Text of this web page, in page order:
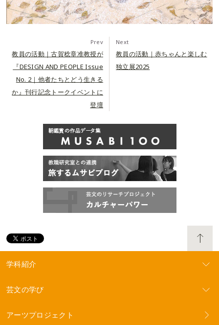
Prev
教員の活動｜古賀稔章准教授が
『DESIGN AND PEOPLE Issue
No. 2｜他者たちとどう生きる
か』刊行記念トークイベントに
登壇
Next
教員の活動｜赤ちゃんと楽しむ
独立展2025
学科紹介
芸文の学び
アーツプロジェクト